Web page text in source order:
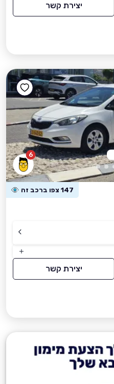
יצירת קשר
6
147 צפו ברכב זה
יצירת קשר